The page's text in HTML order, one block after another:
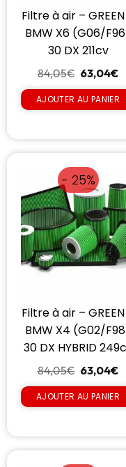
Filtre à air –
BMW X6 (G06/
30 DX 211cv
84,05€ 63,04€
AJOUTER AU PANIER
- 25%
Filtre à air –
BMW X4 (G02/
30 DX HYBRID
84,05€ 63,04€
AJOUTER AU PANIER